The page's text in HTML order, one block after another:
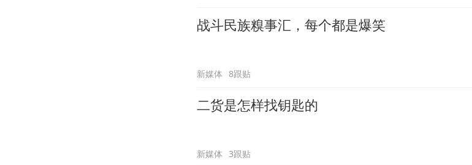
战斗民族糗事汇，每个都是爆笑
新媒体 8跟贴
二货是怎样找钥匙的
新媒体 3跟贴